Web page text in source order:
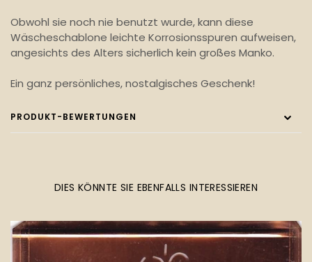
Obwohl sie noch nie benutzt wurde, kann diese
Wäscheschablone leichte Korrosionsspuren aufweisen,
angesichts des Alters sicherlich kein großes Manko.
Ein ganz persönliches, nostalgisches Geschenk!
PRODUKT-BEWERTUNGEN
DIES KÖNNTE SIE EBENFALLS INTERESSIEREN